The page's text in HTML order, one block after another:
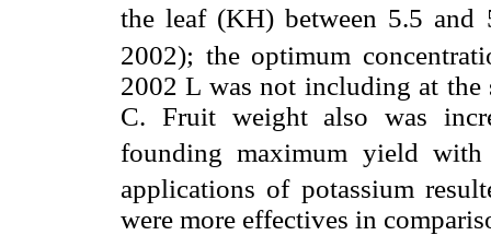
the leaf (KH) between 5.5 and
2002); the optimum
2002 L was not including at
C. Fruit weight also was
founding maximum yield
applications of potassium
were more effectives in